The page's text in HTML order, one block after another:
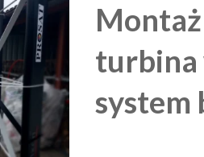
Montaż
turbina
system